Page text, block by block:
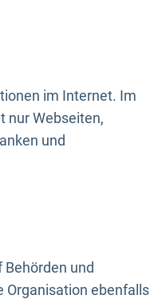
im Internet. Im
nur Webseiten,
und
und
Organisation ebenfalls